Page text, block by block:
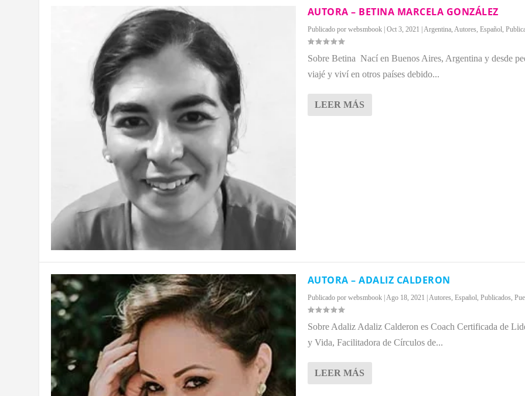
AUTORA – BETINA MARCELA GONZÁLEZ
Publicado por websmbook| Oct 3, 2021 | Argentina, Autores Español
Sobre Betina Nací en Buenos Aires, Argentina y desde
viajé y viví en otros países debido...
LEER MÁS
AUTORA – ADALIZ CALDERON
Publicado por websmbook| Ago 18, 2021 Autores, Español, Publicados,
Sobre Adaliz Adaliz Calderon es Coach Certificada de
y Vida, Facilitadora de Círculos de...
LEER MÁS